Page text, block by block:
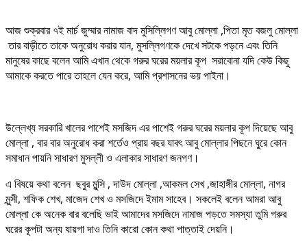
আজ শুক্রবার ৭ই মার্চ জুম্মার নামাজ বাদ মুসিল্লিগণ আবু মোল্লা ,পিতা মৃত বজলু মোল্লা
তার বাড়ীতে তাকে অনুরোধ করার যান, মুসল্লিগণকে দেখে সটকে পড়নে এবং তিনি
মানুষের কাছে বলেন আমি এখান থেকে গরুর ঘরের ময়লার কূপ সরাবোনা যদি কেউ কিছু
আমাকে করতে পারে তাহলে যেন করে, আমি প্রশাসনের ভয় পাইনা।
উল্লেখ্য সরকারি খালের পাশেই মসজিদ এর পাশেই গরুর ঘরের ময়লার কূপ দিয়েছে আবু
মোল্লা , বার বার অনুরোধ করা শর্তেও প্রায় বছর যাবৎ আবু মোল্লার পিছনে ঘু্রে কোন
সমাধান পায়নি সাধারণ মুসল্লী ও এলাকার সাধারণ জনগণ।
এ বিষয়ে কথা বলেন ছবুর মুন্সি , দাউদ মোল্লা ,আকমল সেখ ,জাহাঙ্গীর মোল্লা, নাগর
মুন্সী, শফিক শেখ, মাজেদ শেখ ও মসজিদে ইমাম সাহেব। সকলেই বলেন আমরা আবু
মোল্লা কে অনেক বার বলেছি ভাই আমাদের মসজিদে নামাজ পড়তে সমস্যা তুমি গরুর
ঘরের কূপটা অন্য যায়গা দাও তিনি কারো কোন কথা পাত্তাই দেয়নি।